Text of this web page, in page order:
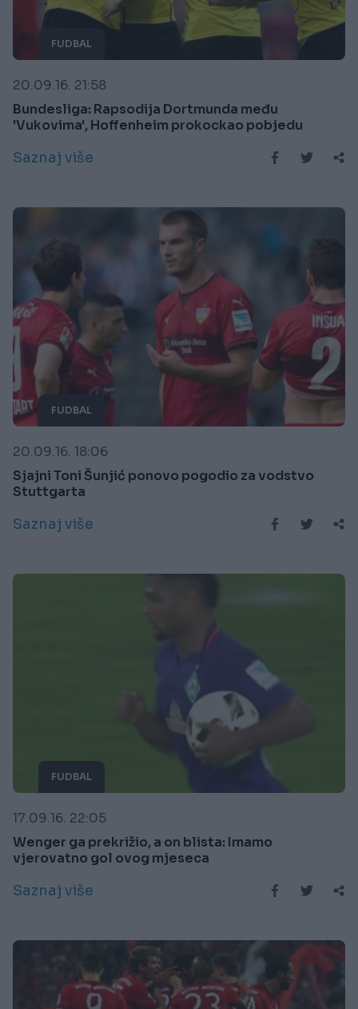
FUDBAL
20.09.16. 21:58
Bundesliga: Rapsodija Dortmunda među
'Vukovima', Hoffenheim prokockao pobjedu
Saznaj više
FUDBAL
20.09.16. 18:06
Sjajni Toni Šunjić ponovo pogodio za vodstvo
Stuttgarta
Saznaj više
FUDBAL
17.09.16. 22:05
Wenger ga prekrižio, a on blista: Imamo
vjerovatno gol ovog mjeseca
Saznaj više